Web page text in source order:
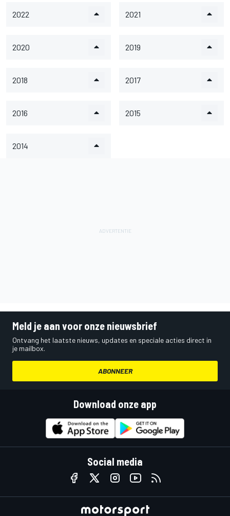
2022 2021
2020 2019
2018 2017
2016 2015
2014
Meld je aan voor onze nieuwsbrief
Ontvang het laatste nieuws, updates en speciale acties direct in
je mailbox.
ABONNEER
Download onze app
Social media